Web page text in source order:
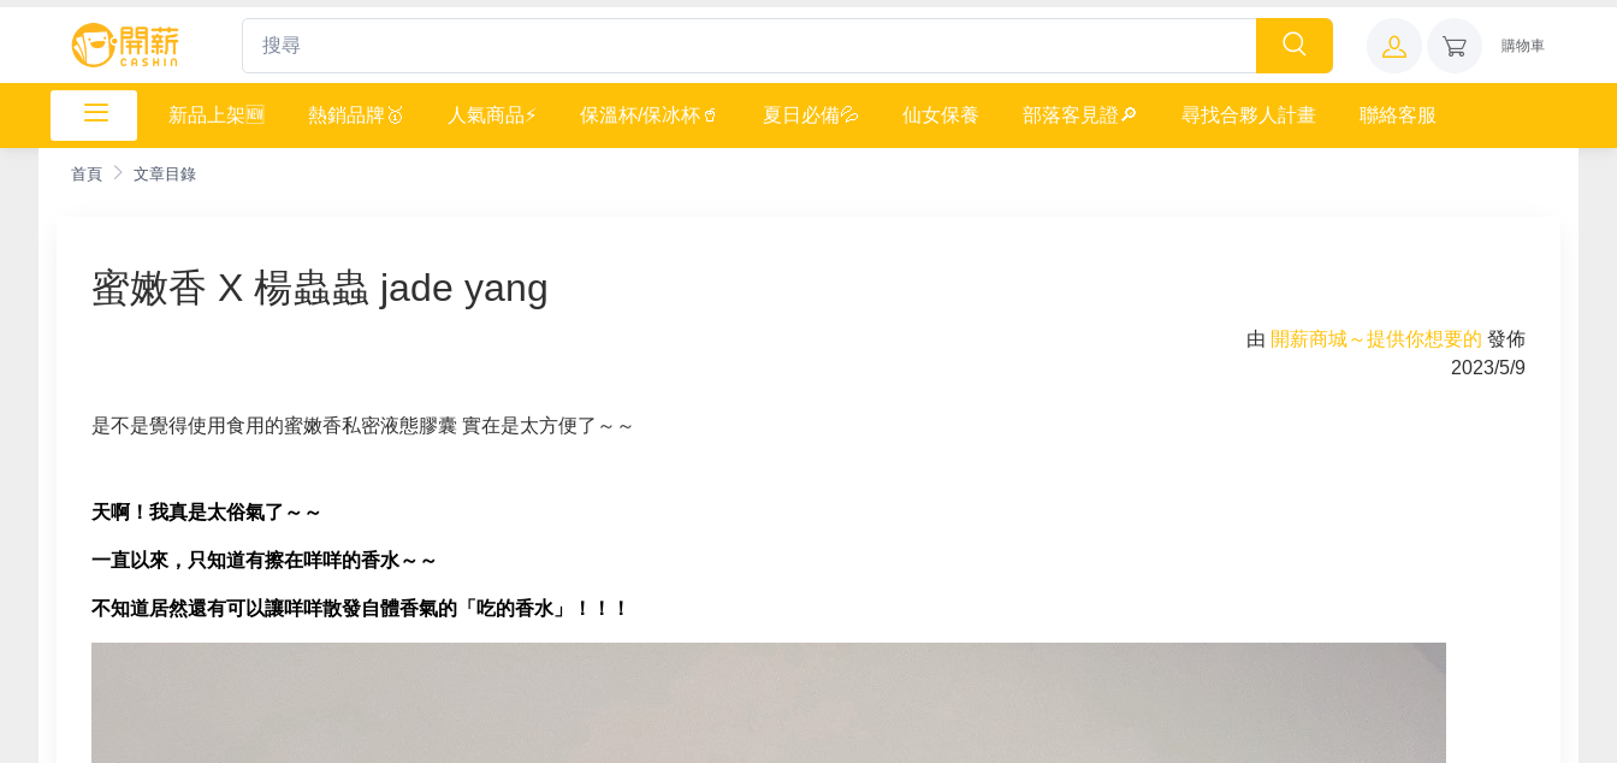
購物車
新品上架🆕 熱銷品牌🥇 人氣商品⚡️ 保溫杯/保冰杯🥤 夏日必備💦 仙女保養 部落客見證🔎 尋找合夥人計畫 聯絡客服
首頁 文章目錄
蜜嫩香 X 楊蟲蟲 jade yang
由 開薪商城～提供你想要的 發佈
2023/5/9
是不是覺得使用食用的蜜嫩香私密液態膠囊 實在是太方便了～～
天啊！我真是太俗氣了～～
一直以來，只知道有擦在咩咩的香水～～
不知道居然還有可以讓咩咩散發自體香氣的「吃的香水」！！！